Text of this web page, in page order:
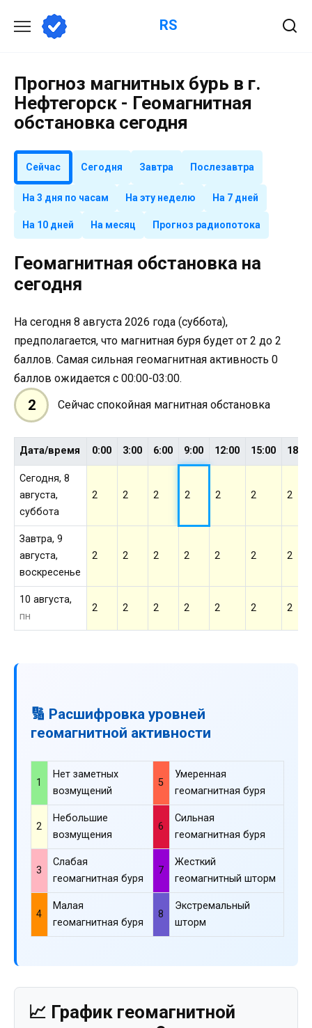
содержанию
RS
Прогноз магнитных бурь в г.
Нефтегорск - Геомагнитная
обстановка сегодня
Сейчас Сегодня Завтра Послезавтра
На 3 дня по часам На эту неделю На 7 дней
На 10 дней На месяц Прогноз радиопотока
Геомагнитная обстановка на
сегодня
На сегодня 8 августа 2026 года (суббота),
предполагается, что магнитная буря будет от 2 до 2
баллов. Самая сильная геомагнитная активность 0
баллов ожидается с 00:00-03:00.
2 Сейчас спокойная магнитная обстановка
Дата/время 0:00 3:00 6:00 9:00 12:00 15:00 18:00
Сегодня, 8
августа,
суббота
2 2 2 2 2 2 2
Завтра, 9
августа,
воскресенье
2 2 2 2 2 2 2
10 августа,
пн
2 2 2 2 2 2 2
🔢 Расшифровка уровней
геомагнитной активности
1
Нет заметных
возмущений
5
Умеренная
геомагнитная буря
2
Небольшие
возмущения
6
Сильная
геомагнитная буря
3
Слабая
геомагнитная буря
7
Жесткий
геомагнитный шторм
4
Малая
геомагнитная буря
8
Экстремальный
шторм
📈 График геомагнитной